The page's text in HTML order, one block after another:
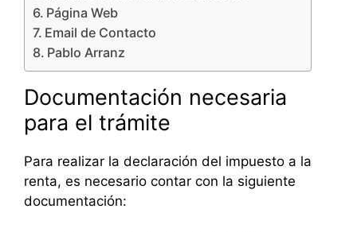
Página Web
Email de Contacto
Pablo Arranz
Documentación necesaria
para el trámite
Para realizar la declaración del impuesto a la
renta, es necesario contar con la siguiente
documentación: